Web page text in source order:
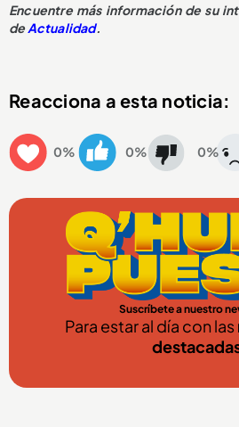
Encuentre más información de su
deActualidad.
Reacciona a esta noticia:
0% 0% 0%
Suscríbete a nuestro
Para estar al día con las